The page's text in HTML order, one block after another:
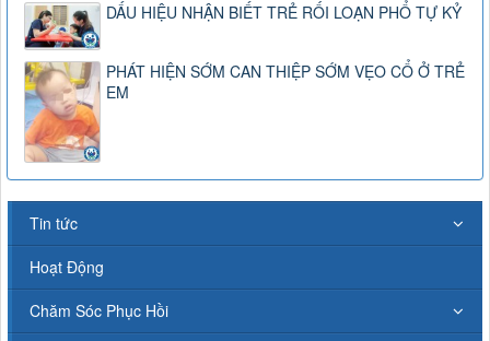
DẤU HIỆU NHẬN BIẾT TRẺ RỐI LOẠN PHỔ TỰ KỶ
PHÁT HIỆN SỚM CAN THIỆP SỚM VẸO CỔ Ở TRẺ
EM
Tin tức
Hoạt Động
Chăm Sóc Phục Hồi